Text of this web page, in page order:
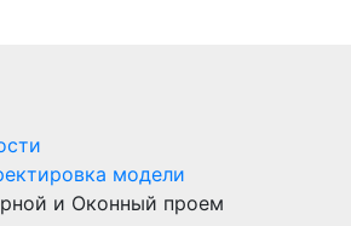
модели
и Оконный проем